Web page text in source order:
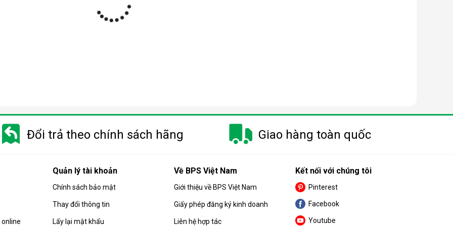
quý khách cần phải cân nhắc kỹ trước khi chọn mua sản phẩm.
hút ẩm của căn phòng. Các sản phẩm
gia đình hiện nay có công suất dao động từ 10 - 50 lít/ngày.
có công suất càng cao. Và ngược lại, diện tích phòng càng nhỏ thì nên chọn máy có công suất càng thấp.
có công suất 10-16 lít/ngày.
có công suất từ 10 - 18 lít/ngày.
Đổi trả theo chính sách hãng Giao hàng toàn quốc
Quản lý tài khoản
Chính sách bảo mật
Thay đổi thông tin
Lấy lại mật khẩu
Về BPS Việt Nam
Giới thiệu về BPS Việt Nam
Giấy phép đăng ký kinh doanh
Liên hệ hợp tác
Kết nối với chúng tôi
Pinterest
Facebook
Youtube